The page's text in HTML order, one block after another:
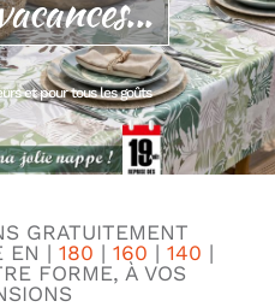
et pour tous les goûts
GRATUITEMENT
EN | 180 | 160 | 140 |
FORME, À VOS